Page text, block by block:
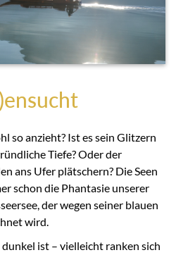
so anzieht? Ist es sein Glitzern
Tiefe? Oder der
ans Ufer plätschern? Die Seen
schon die Phantasie unserer
der wegen seiner blauen
wird.
ist – vielleicht ranken sich